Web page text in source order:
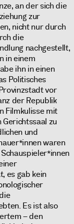
an der sich die
zur
nicht nur durch
die
nachgestellt,
in einem
ihn in einen
Politisches
vor
der Republik
Filmkulisse mit
zu
und
waren
es gab kein
Es ist also
– den